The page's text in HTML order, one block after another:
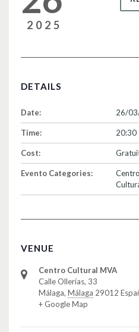
2025
DETAILS
Date: 26/
Time: 20:30
Cost:
Evento Categories:
VENUE
Centro Cultural MVA
Calle Ollerías, 33
Málaga, Málaga 29012
+ Google Map